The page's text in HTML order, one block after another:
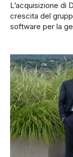
L’acquisizione di
crescita del
software per la